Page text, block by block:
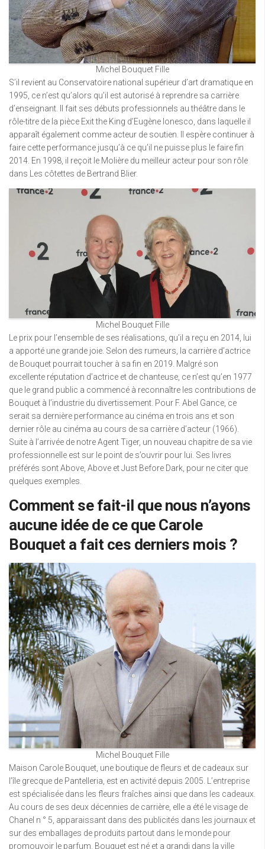
Michel Bouquet Fille
S’il revient au Conservatoire national supérieur d’art dramatique en
1995, ce n’est qu’alors qu’il est autorisé à reprendre sa carrière
d’enseignant. Il fait ses débuts professionnels au théâtre dans le
rôle-titre de la pièce Exit the King d’Eugène Ionesco, dans laquelle il
apparaît également comme acteur de soutien. Il espère continuer à
faire cette performance jusqu’à ce qu’il ne puisse plus le faire fin
2014. En 1998, il reçoit le Molière du meilleur acteur pour son rôle
dans Les côtettes de Bertrand Blier.
Michel Bouquet Fille
Le prix pour l’ensemble de ses réalisations, qu’il a reçu en 2014, lui
a apporté une grande joie. Selon des rumeurs, la carrière d’actrice
de Bouquet pourrait toucher à sa fin en 2019. Malgré son
excellente réputation d’actrice et de chanteuse, ce n’est qu’en 1977
que le grand public a commencé à reconnaître les contributions de
Bouquet à l’industrie du divertissement. Pour F. Abel Gance, ce
serait sa dernière performance au cinéma en trois ans et son
dernier rôle au cinéma au cours de sa carrière d’acteur (1966).
Suite à l’arrivée de notre Agent Tiger, un nouveau chapitre de sa vie
professionnelle est sur le point de s’ouvrir pour lui. Ses livres
préférés sont Above, Above et Just Before Dark, pour ne citer que
quelques exemples.
Comment se fait-il que nous n’ayons
aucune idée de ce que Carole
Bouquet a fait ces derniers mois ?
Michel Bouquet Fille
Maison Carole Bouquet, une boutique de fleurs et de cadeaux sur
l’île grecque de Pantelleria, est en activité depuis 2005. L’entreprise
est spécialisée dans les fleurs fraîches ainsi que dans les cadeaux.
Au cours de ses deux décennies de carrière, elle a été le visage de
Chanel n ° 5, apparaissant dans des publicités dans les journaux et
sur des emballages de produits partout dans le monde pour
promouvoir le parfum. Bouquet est né et a grandi dans la ville